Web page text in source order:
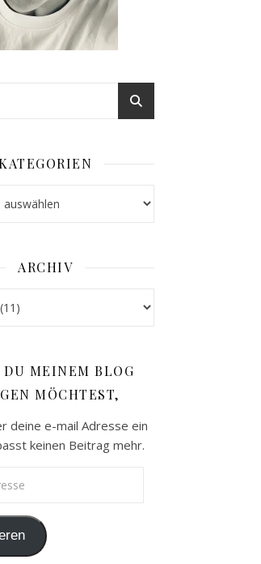
ARCHIV
DU MEINEM BLOG
MÖCHTEST,
deine e-mail Adresse ein
keinen Beitrag mehr.